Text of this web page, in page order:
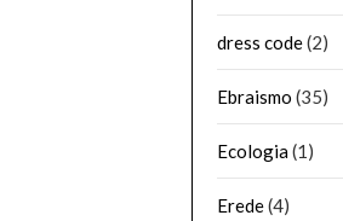
dress code(2)
Ebraismo (35)
Ecologia(1)
Erede(4)